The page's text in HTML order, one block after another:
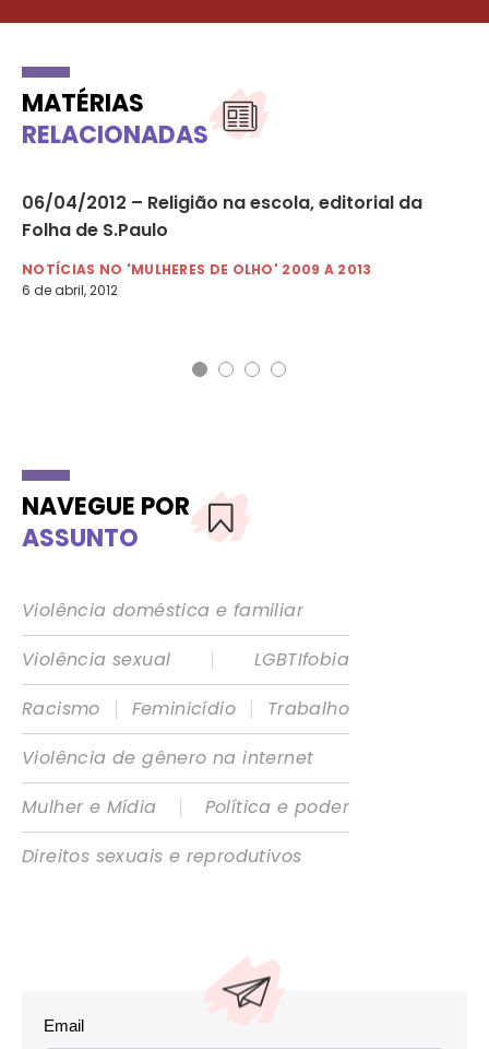
MATÉRIAS
RELACIONADAS
06/04/2012 – Religião na escola, editorial da
Folha de S.Paulo
NOTÍCIAS NO 'MULHERES DE OLHO' 2009 A 2013
6 de abril, 2012
NAVEGUE POR
ASSUNTO
Violência doméstica e familiar
Violência sexual
|
LGBTIfobia
Racismo
| Feminicídio |
Trabalho
Violência de gênero na internet
Mulher e Mídia
|
Política e poder
Direitos sexuais e reprodutivos